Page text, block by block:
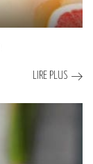
LIRE PLUS